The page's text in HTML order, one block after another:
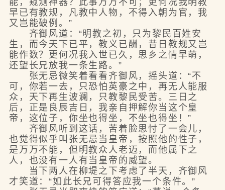
能，窥测神器？此事万万不可；更何况我明教
早已有教规，凡教中人物，不得入朝为官，我
又岂能破例。”
齐御风道：“明教之初，只为黎民百姓安
生，而今天下已平，教义已酬，昔日教规又岂
能作数？更何况我入世已久，思乡之情早萌，
还望长兄放我一条生路。”
张无忌微笑着看看齐御风，摇头道：“不
可，你若一去，只恐怕英豪之中，再无人能服
众，天下再生波澜，只教黎民受苦。三日之
后，正是良辰吉日，我亲自押解你当这个皇
帝，这位子，你坐也得坐，不坐也得坐！”
齐御风听到这话，苦着脸思忖了一会儿，
也觉得似乎叫张无忌当皇帝，按照他的性子，
是万万不能，但明教众人老迈，而他属下之
人，也没有一人有当皇帝的威望。
当下两人在柳堤之下考虑了半天，齐御风
才笑道：“如此长兄可得答应我一个条件。”